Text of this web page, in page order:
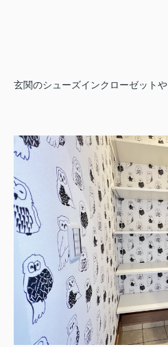
玄関のシューズインクローゼットや